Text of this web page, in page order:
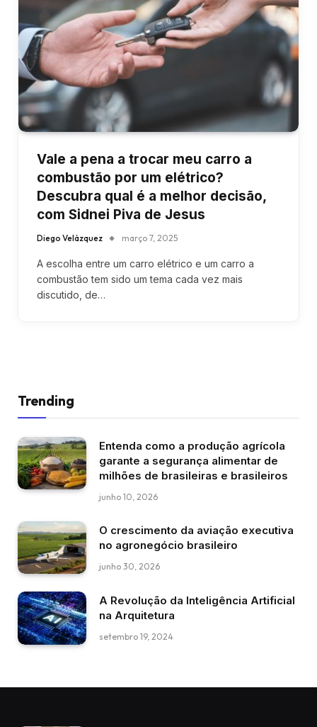
Vale a pena a trocar meu carro a
combustão por um elétrico?
Descubra qual é a melhor decisão,
com Sidnei Piva de Jesus
Diego Velázquez março 7, 2025
A escolha entre um carro elétrico e um carro a
combustão tem sido um tema cada vez mais
discutido, de…
Trending
Entenda como a produção agrícola
garante a segurança alimentar de
milhões de brasileiras e brasileiros
junho 10, 2026
O crescimento da aviação executiva
no agronegócio brasileiro
junho 30, 2026
A Revolução da Inteligência Artificial
na Arquitetura
setembro 19, 2024